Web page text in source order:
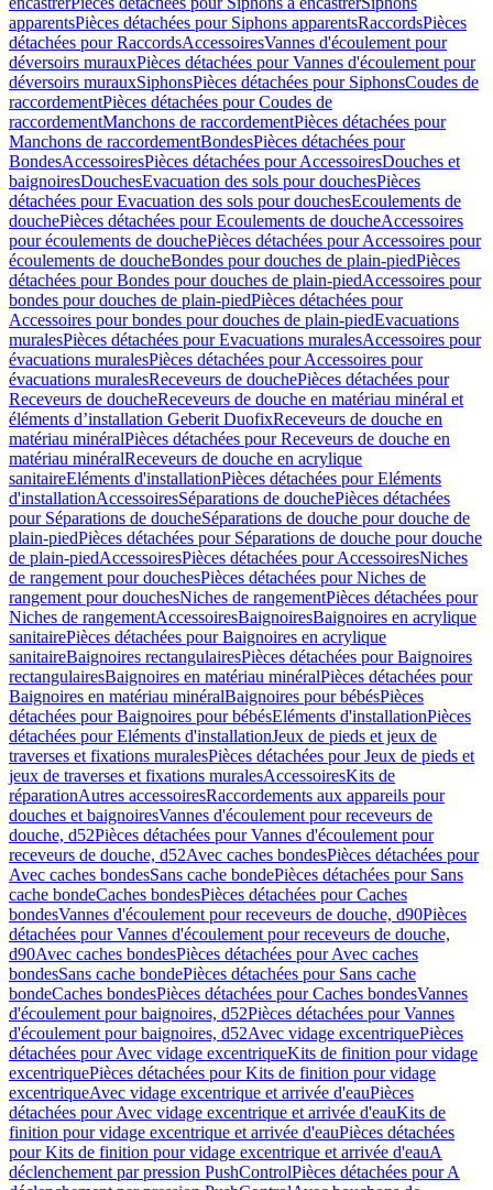
apparentsPièces détachées pour Siphons apparentsRaccordsPièces
détachées pour RaccordsAccessoiresVannes d'écoulement pour
déversoirs murauxPièces détachées pour Vannes d'écoulement pour
déversoirs murauxSiphonsPièces détachées pour SiphonsCoudes de
raccordementPièces détachées pour Coudes de
raccordementManchons de raccordementPièces détachées pour
Manchons de raccordementBondesPièces détachées pour
BondesAccessoiresPièces détachées pour AccessoiresDouches et
baignoiresDouchesEvacuation des sols pour douchesPièces
détachées pour Evacuation des sols pour douchesEcoulements de
douchePièces détachées pour Ecoulements de doucheAccessoires
pour écoulements de douchePièces détachées pour Accessoires pour
écoulements de doucheBondes pour douches de plain-piedPièces
détachées pour Bondes pour douches de plain-piedAccessoires pour
bondes pour douches de plain-piedPièces détachées pour
Accessoires pour bondes pour douches de plain-piedEvacuations
muralesPièces détachées pour Evacuations muralesAccessoires pour
évacuations muralesPièces détachées pour Accessoires pour
évacuations muralesReceveurs de douchePièces détachées pour
Receveurs de doucheReceveurs de douche en matériau minéral et
éléments d’installation Geberit DuofixReceveurs de douche en
matériau minéralPièces détachées pour Receveurs de douche en
matériau minéralReceveurs de douche en acrylique
sanitaireEléments d'installationPièces détachées pour Eléments
d'installationAccessoiresSéparations de douchePièces détachées
pour Séparations de doucheSéparations de douche pour douche de
plain-piedPièces détachées pour Séparations de douche pour douche
de plain-piedAccessoiresPièces détachées pour AccessoiresNiches
de rangement pour douchesPièces détachées pour Niches de
rangement pour douchesNiches de rangementPièces détachées pour
Niches de rangementAccessoiresBaignoiresBaignoires en acrylique
sanitairePièces détachées pour Baignoires en acrylique
sanitaireBaignoires rectangulairesPièces détachées pour Baignoires
rectangulairesBaignoires en matériau minéralPièces détachées pour
Baignoires en matériau minéralBaignoires pour bébésPièces
détachées pour Baignoires pour bébésEléments d'installationPièces
détachées pour Eléments d'installationJeux de pieds et jeux de
traverses et fixations muralesPièces détachées pour Jeux de pieds et
jeux de traverses et fixations muralesAccessoiresKits de
réparationAutres accessoiresRaccordements aux appareils pour
douches et baignoiresVannes d'écoulement pour receveurs de
douche, d52Pièces détachées pour Vannes d'écoulement pour
receveurs de douche, d52Avec caches bondesPièces détachées pour
Avec caches bondesSans cache bondePièces détachées pour Sans
cache bondeCaches bondesPièces détachées pour Caches
bondesVannes d'écoulement pour receveurs de douche, d90Pièces
détachées pour Vannes d'écoulement pour receveurs de douche,
d90Avec caches bondesPièces détachées pour Avec caches
bondesSans cache bondePièces détachées pour Sans cache
bondeCaches bondesPièces détachées pour Caches bondesVannes
d'écoulement pour baignoires, d52Pièces détachées pour Vannes
d'écoulement pour baignoires, d52Avec vidage excentriquePièces
détachées pour Avec vidage excentriqueKits de finition pour vidage
excentriquePièces détachées pour Kits de finition pour vidage
excentriqueAvec vidage excentrique et arrivée d'eauPièces
détachées pour Avec vidage excentrique et arrivée d'eauKits de
finition pour vidage excentrique et arrivée d'eauPièces détachées
pour Kits de finition pour vidage excentrique et arrivée d'eauA
déclenchement par pression PushControlPièces détachées pour A